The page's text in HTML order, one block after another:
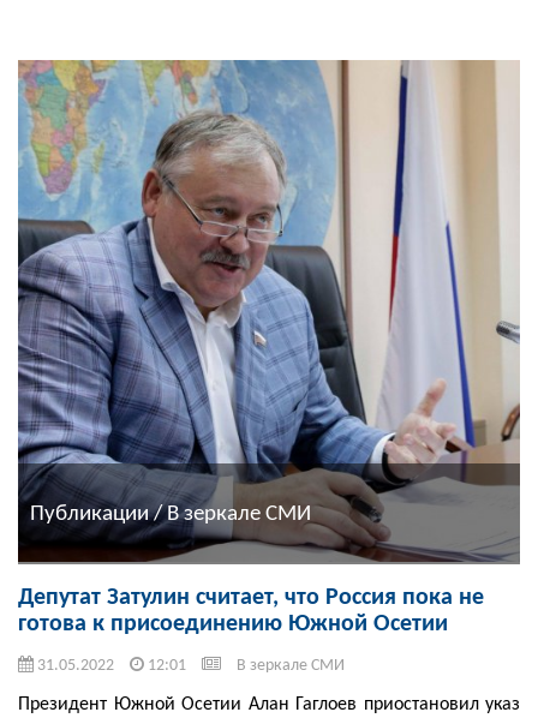
Публикации / В зеркале СМИ
Депутат Затулин считает, что Россия пока не
готова к присоединению Южной Осетии
31.05.2022 12:01 В зеркале СМИ
Президент Южной Осетии Алан Гаглоев приостановил указ